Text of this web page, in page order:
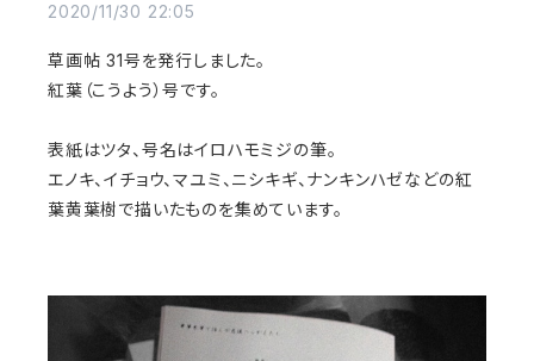
2020/11/30 22:05
草画帖 31号を発行しました。
紅葉（こうよう）号です。
表紙はツタ、号名はイロハモミジの筆。
エノキ、イチョウ、マユミ、ニシキギ、ナンキンハゼなどの紅
葉黄葉樹で描いたものを集めています。